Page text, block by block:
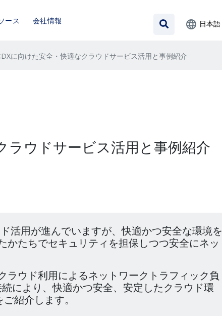
ース 会社情報 日本語
に向けた安全・快適なクラウドサービス活用と事例紹介
ラウドサービス活用と事例紹介
活用が進んでいますが、快適かつ安全な環境を
たちでセキュリティを担保しつつ安全にネッ
ウド利用によるネットワークトラフィック負
により、快適かつ安全、安定したクラウド環
紹介します。